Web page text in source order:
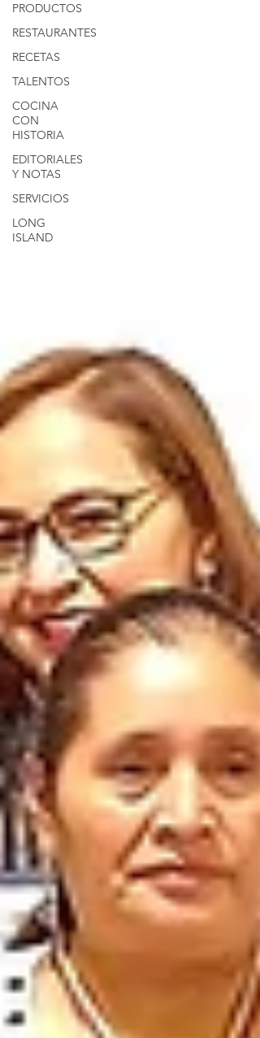
PRODUCTOS
RESTAURANTES
RECETAS
TALENTOS
COCINA
CON
HISTORIA
EDITORIALES
Y NOTAS
SERVICIOS
LONG
ISLAND